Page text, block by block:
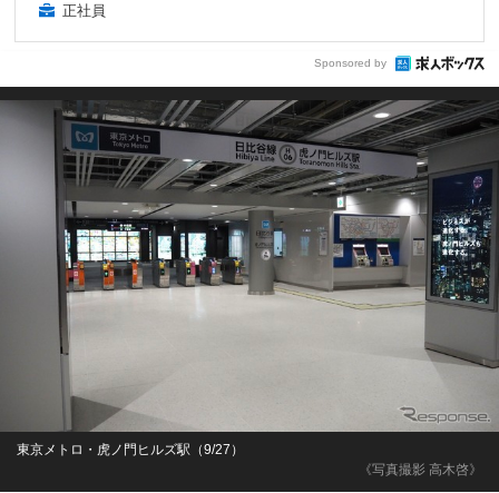
正社員
Sponsored by
《写真撮影 高木啓》
東京メトロ・虎ノ門ヒルズ駅（9/27）